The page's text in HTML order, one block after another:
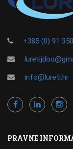
+385 (0) 91
info@lureti.hr
PRAVNE